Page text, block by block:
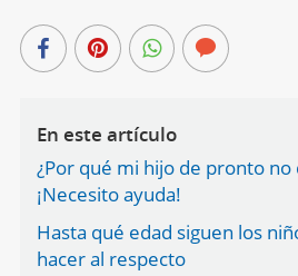
En este artículo
¿Por qué mi hijo de pronto
¡Necesito ayuda!
Hasta qué edad siguen los
hacer al respecto